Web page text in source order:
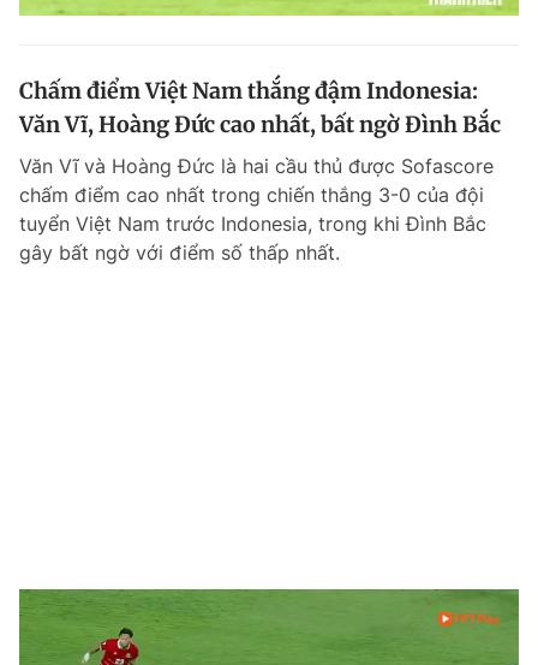
Thông tin tòa soạn Liên hệ quảng cáo
Đọc Thanh Niên trên điện thoại
Phó tổng biên tập: Lâm Hiếu Dũng
Phó tổng biên tập: Trần Việt Hưng
Tổng thư ký tòa soạn: Đức Trung
Chấm điểm Việt Nam thắng đậm Indonesia:
Văn Vĩ, Hoàng Đức cao nhất, bất ngờ Đình Bắc
Văn Vĩ và Hoàng Đức là hai cầu thủ được Sofascore
chấm điểm cao nhất trong chiến thắng 3-0 của đội
tuyển Việt Nam trước Indonesia, trong khi Đình Bắc
gây bất ngờ với điểm số thấp nhất.